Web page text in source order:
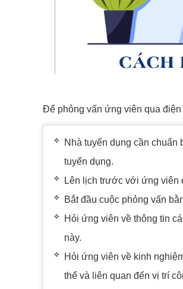
Để phỏng vấn ứng viên qua
Nhà tuyển dụng cần chuẩn
tuyển dụng.
Lên lịch trước với ứng viên
Bắt đầu cuộc phỏng vấn
Hỏi ứng viên về thông tin
này.
Hỏi ứng viên về kinh
thể và liên quan đến vị trí